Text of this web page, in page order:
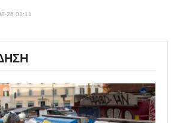
26 01:11